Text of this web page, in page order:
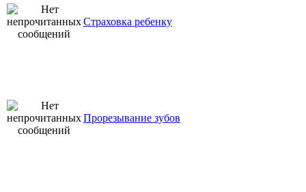
Страховка ребенку
Прорезывание зубов